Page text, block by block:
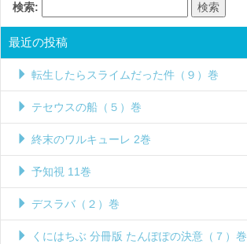
検索:
最近の投稿
転生したらスライムだった件（９）巻
テセウスの船（５）巻
終末のワルキューレ 2巻
予知視 11巻
デスラバ（２）巻
くにはちぶ 分冊版 たんぽぽの決意（７）巻